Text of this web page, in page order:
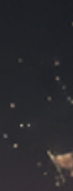
EDITING E
LA